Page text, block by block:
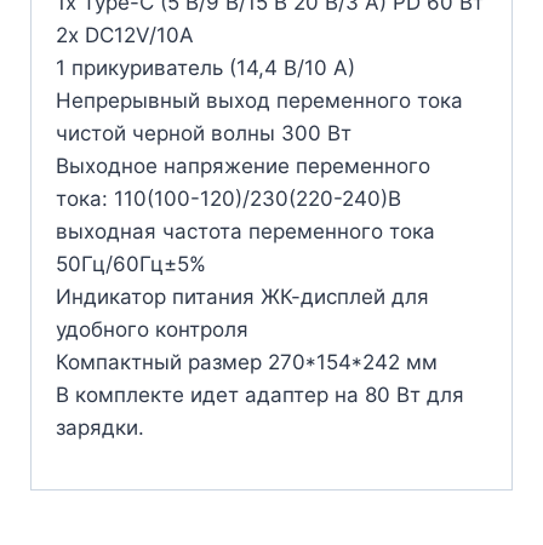
2x DC12V/10A
1 прикуриватель (14,4 В/10 А)
Непрерывный выход переменного тока
чистой черной волны 300 Вт
Выходное напряжение переменного
тока: 110(100-120)/230(220-240)В
выходная частота переменного тока
50Гц/60Гц±5%
Индикатор питания ЖК-дисплей для
удобного контроля
Компактный размер 270*154*242 мм
В комплекте идет адаптер на 80 Вт для
зарядки.